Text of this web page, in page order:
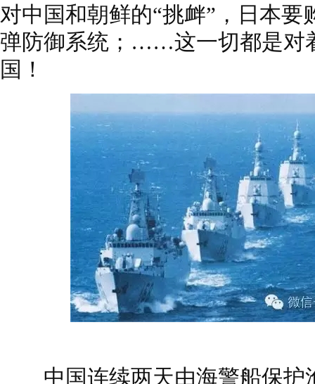
对中国和朝鲜的“挑衅”，日本要
弹防御系统；……这一切都是对
国！
中国连续两天由海警船保护